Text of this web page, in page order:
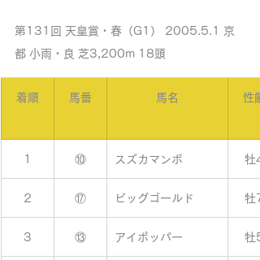
第131回 天皇賞・春（G1） 2005.5.1 京
都 小雨・良 芝3,200m 18頭
着順 馬番 馬名 性齢
1 ⑩ スズカマンボ 牡4
2 ⑰ ビッグゴールド 牡7
3 ⑬ アイポッパー 牡5